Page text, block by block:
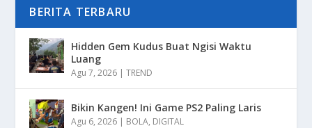
BERITA TERBARU
Hidden Gem Kudus Buat Ngisi Waktu
Luang
Agu 7, 2026 |TREND
Bikin Kangen! Ini Game PS2 Paling Laris
Agu 6, 2026 | BOLA, DIGITAL